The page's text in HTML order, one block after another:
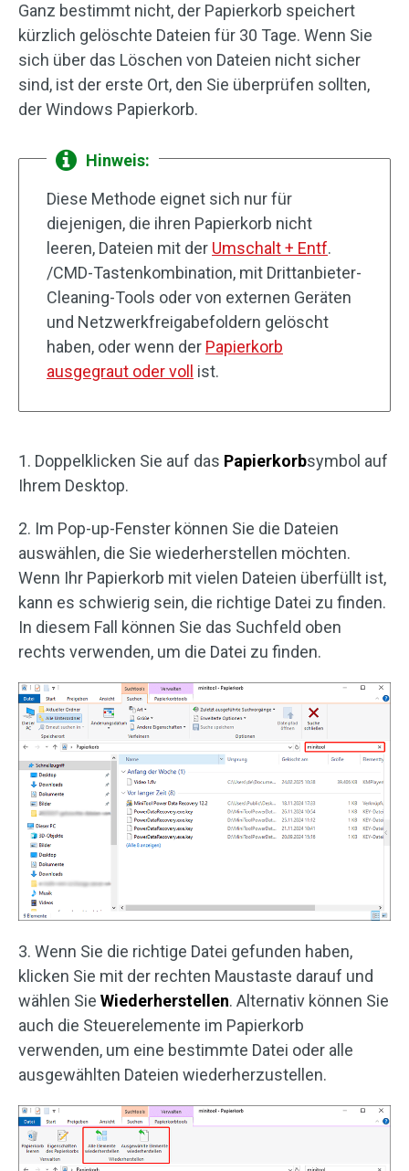
Ganz bestimmt nicht, der Papierkorb speichert
kürzlich gelöschte Dateien für 30 Tage. Wenn Sie
sich über das Löschen von Dateien nicht sicher
sind, ist der erste Ort, den Sie überprüfen sollten,
der Windows Papierkorb.
Hinweis:
Diese Methode eignet sich nur für
diejenigen, die ihren Papierkorb nicht
leeren, Dateien mit der Umschalt + Entf.
/CMD-Tastenkombination, mit Drittanbieter-
Cleaning-Tools oder von externen Geräten
und Netzwerkfreigabefoldern gelöscht
haben, oder wenn der Papierkorb
ausgegraut oder voll
ist.
1. Doppelklicken Sie auf das Papierkorbsymbol auf
Ihrem Desktop.
2. Im Pop-up-Fenster können Sie die Dateien
auswählen, die Sie wiederherstellen möchten.
Wenn Ihr Papierkorb mit vielen Dateien überfüllt ist,
kann es schwierig sein, die richtige Datei zu finden.
In diesem Fall können Sie das Suchfeld oben
rechts verwenden, um die Datei zu finden.
3. Wenn Sie die richtige Datei gefunden haben,
klicken Sie mit der rechten Maustaste darauf und
wählen Sie Wiederherstellen. Alternativ können Sie
auch die Steuerelemente im Papierkorb
verwenden, um eine bestimmte Datei oder alle
ausgewählten Dateien wiederherzustellen.